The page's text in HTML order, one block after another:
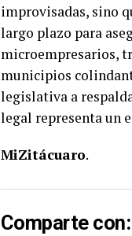
improvisadas, sino
largo plazo para
microempresarios,
municipios
legislativa a
legal representa un
MiZitácuaro.
Comparte con: